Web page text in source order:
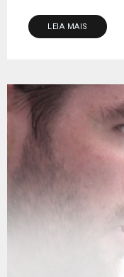
LEIA MAIS